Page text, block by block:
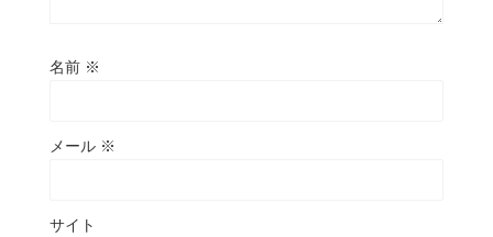
名前 ※
メール ※
サイト